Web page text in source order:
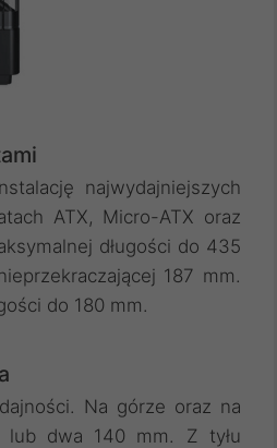
najwydajniejszych
ATX, Micro-ATX oraz
długości do 435
187 mm.
do 180 mm.
Na górze oraz na
lub dwa 140 mm. Z tyłu